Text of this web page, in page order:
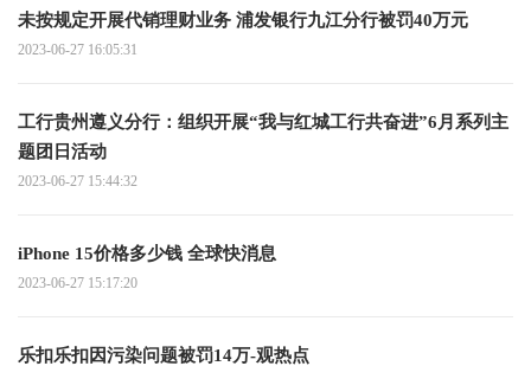
未按规定开展代销理财业务 浦发银行九江分行被罚40万元
2023-06-27 16:05:31
工行贵州遵义分行：组织开展“我与红城工行共奋进”6月系列主
题团日活动
2023-06-27 15:44:32
iPhone 15价格多少钱 全球快消息
2023-06-27 15:17:20
乐扣乐扣因污染问题被罚14万-观热点